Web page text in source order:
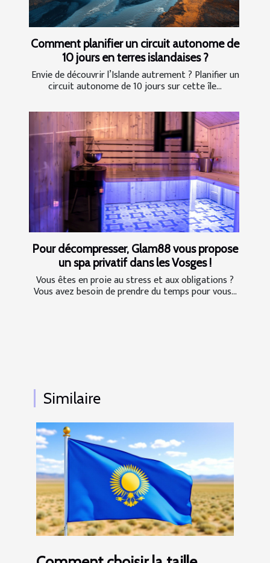
Comment planifier un circuit autonome de
10 jours en terres islandaises ?
Envie de découvrir l’Islande autrement ? Planifier un
circuit autonome de 10 jours sur cette île...
Pour décompresser, Glam88 vous propose
un spa privatif dans les Vosges !
Vous êtes en proie au stress et aux obligations ?
Vous avez besoin de prendre du temps pour vous...
Similaire